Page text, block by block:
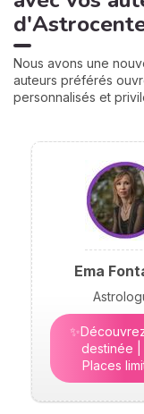
Nous avons une
auteurs préférés
personnalisés et
Ema
destinée
Places